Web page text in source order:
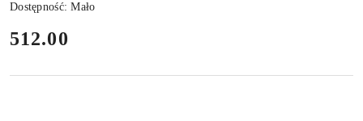
Dostępność:Mało
cena:
512.00